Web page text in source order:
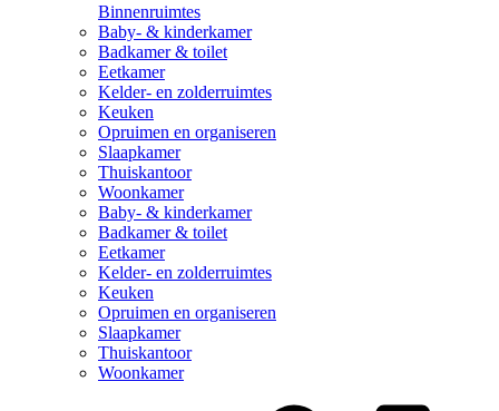
Binnenruimtes
Baby- & kinderkamer
Badkamer & toilet
Eetkamer
Kelder- en zolderruimtes
Keuken
Opruimen en organiseren
Slaapkamer
Thuiskantoor
Woonkamer
Baby- & kinderkamer
Badkamer & toilet
Eetkamer
Kelder- en zolderruimtes
Keuken
Opruimen en organiseren
Slaapkamer
Thuiskantoor
Woonkamer